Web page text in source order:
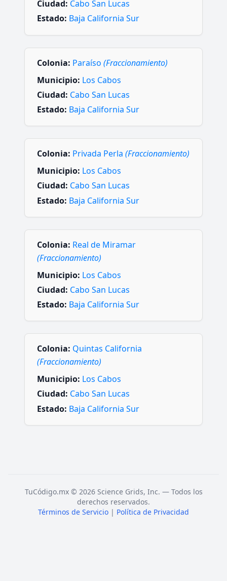
Ciudad: Cabo San Lucas
Estado: Baja California Sur
Colonia: Paraíso (Fraccionamiento)
Municipio: Los Cabos
Ciudad: Cabo San Lucas
Estado: Baja California Sur
Colonia: Privada Perla (Fraccionamiento)
Municipio: Los Cabos
Ciudad: Cabo San Lucas
Estado: Baja California Sur
Colonia: Real de Miramar
(Fraccionamiento)
Municipio: Los Cabos
Ciudad: Cabo San Lucas
Estado: Baja California Sur
Colonia: Quintas California
(Fraccionamiento)
Municipio: Los Cabos
Ciudad: Cabo San Lucas
Estado: Baja California Sur
TuCódigo.mx © 2026 Science Grids, Inc. — Todos los
derechos reservados.
Términos de Servicio | Política de Privacidad